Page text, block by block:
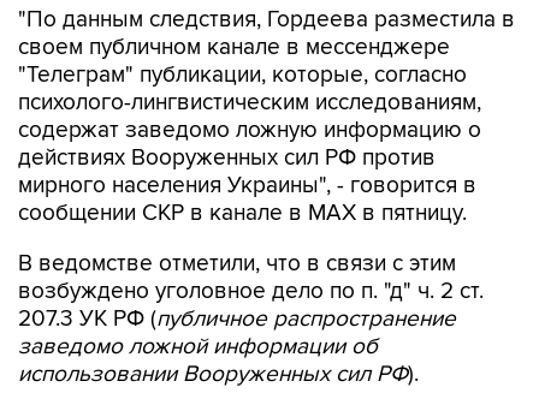
"По данным следствия, Гордеева разместила в
своем публичном канале в мессенджере
"Телеграм" публикации, которые, согласно
психолого-лингвистическим исследованиям,
содержат заведомо ложную информацию о
действиях Вооруженных сил РФ против
мирного населения Украины", - говорится в
сообщении СКР в канале в MAX в пятницу.
В ведомстве отметили, что в связи с этим
возбуждено уголовное дело по п. "д" ч. 2 ст.
207.3 УК РФ (публичное распространение
заведомо ложной информации об
использовании Вооруженных сил РФ).